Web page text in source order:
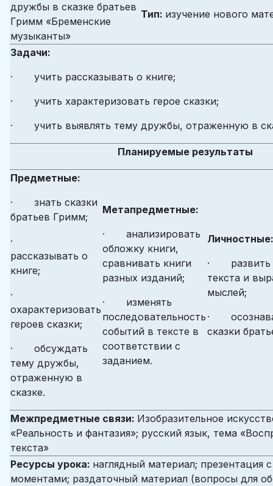
дружбы в сказке братьев
Гримм «Бременские
музыканты»
Тип: изучение нового
Задачи:
· учить рассказывать о книге;
· учить характеризовать герое сказки;
· учить выявлять тему дружбы, отраженную в
Планируемые результаты
Предметные:
· знать сказки
братьев Гримм;
·
рассказывать о
книге;
·
охарактеризовать
героев сказки;
· обсуждать
тему дружбы,
отраженную в
сказке.
Метапредметные:
· анализировать
обложку книги,
сравнивать книги
разных изданий;
· изменять
последовательность
событий в тексте в
соответствии с
заданием.
Личностные:
· развить
текста и
мыслей;
·
сказки
Межпредметные связи: Изобразительное
«Реальность и фантазия»; русский язык, тема
текста»
Ресурсы урока: наглядный материал; презентация
моментами; раздаточный материал (вопросы для